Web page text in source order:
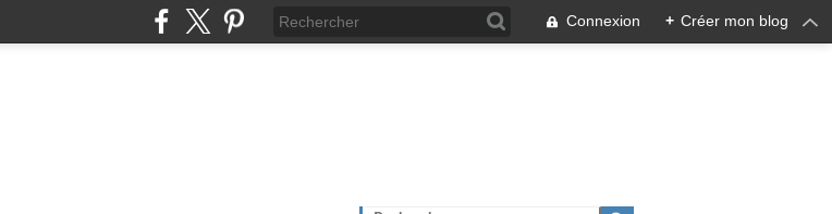
Connexion + Créer mon blog